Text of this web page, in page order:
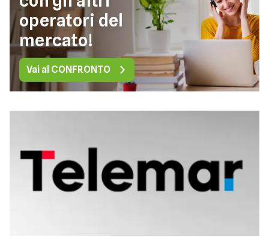
operatori del
mercato!
Vai al CONFRONTO